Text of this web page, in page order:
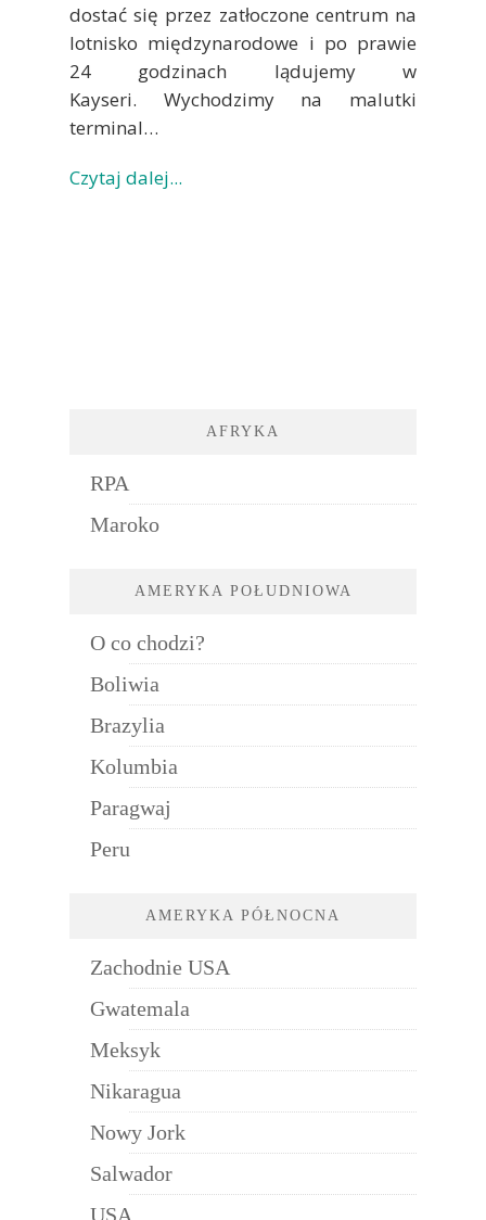
dostać się przez zatłoczone centrum na
lotnisko międzynarodowe i po prawie
24 godzinach lądujemy w
Kayseri. Wychodzimy na malutki
terminal…
Czytaj dalej...
AFRYKA
RPA
Maroko
AMERYKA POŁUDNIOWA
O co chodzi?
Boliwia
Brazylia
Kolumbia
Paragwaj
Peru
AMERYKA PÓŁNOCNA
Zachodnie USA
Gwatemala
Meksyk
Nikaragua
Nowy Jork
Salwador
USA